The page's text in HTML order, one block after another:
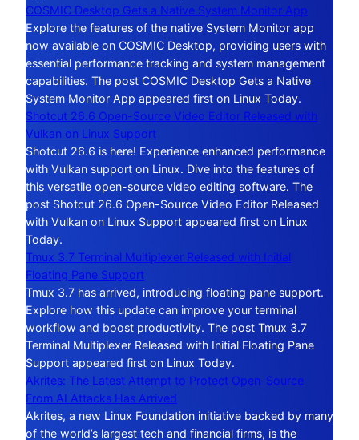
COSMIC Desktop Gets a Native System Monitor App
Explore the features of the native System Monitor app
now available on COSMIC Desktop, providing users with
essential performance tracking and system management
capabilities. The post COSMIC Desktop Gets a Native
System Monitor App appeared first on Linux Today.
Shotcut 26.6 Open-Source Video Editor Released with
Vulkan on Linux Support
Shotcut 26.6 is here! Experience enhanced performance
with Vulkan support on Linux. Dive into the features of
this versatile open-source video editing software. The
post Shotcut 26.6 Open-Source Video Editor Released
with Vulkan on Linux Support appeared first on Linux
Today.
Tmux 3.7 Terminal Multiplexer Released with Initial
Floating Pane Support
Tmux 3.7 has arrived, introducing floating pane support.
Explore how this update can improve your terminal
workflow and boost productivity. The post Tmux 3.7
Terminal Multiplexer Released with Initial Floating Pane
Support appeared first on Linux Today.
Akrites: The Latest Attempt to Protect Open-Source
From AI Attacks Has Arrived
Akrites, a new Linux Foundation initiative backed by many
of the world’s largest tech and financial firms, is the